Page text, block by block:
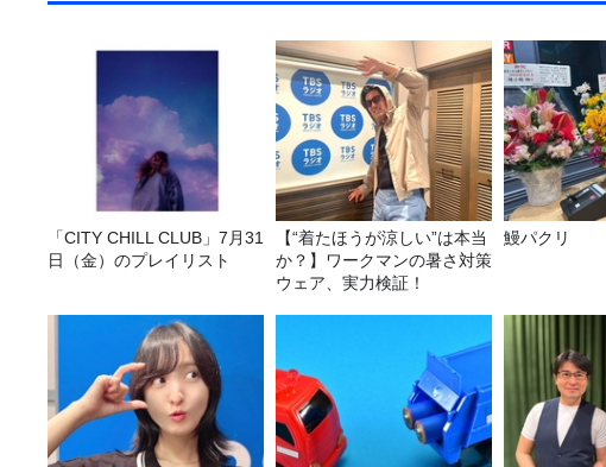
「CITY CHILL CLUB」7月31
日（金）のプレイリスト
【“着たほうが涼しい”は本当
か？】ワークマンの暑さ対策
ウェア、実力検証！
鰻パクリ